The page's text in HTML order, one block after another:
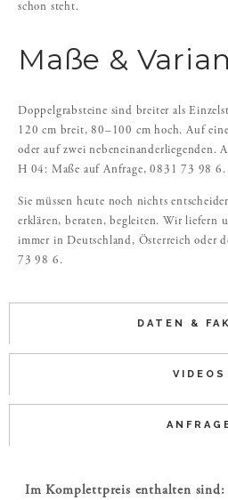
DATEN &
VIDEOS
schon steht.
Maße &
Doppelgrabsteine sind breiter als
120 cm breit, 80–100 cm hoch. Auf
oder auf zwei nebeneinanderliegenden.
H 04: Maße auf Anfrage, 0831 73 98 6.
Sie müssen heute noch nichts
erklären, beraten, begleiten. Wir liefern
immer in Deutschland, Österreich oder
73 98 6.
Im Komplettpreis enthalten sind: